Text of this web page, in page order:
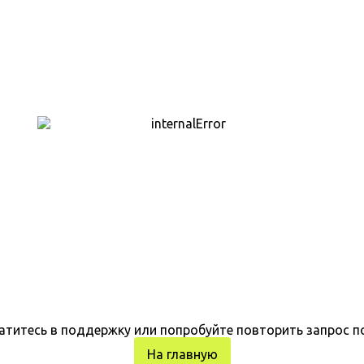
в поддержку или попробуйте повторить запрос
На главную